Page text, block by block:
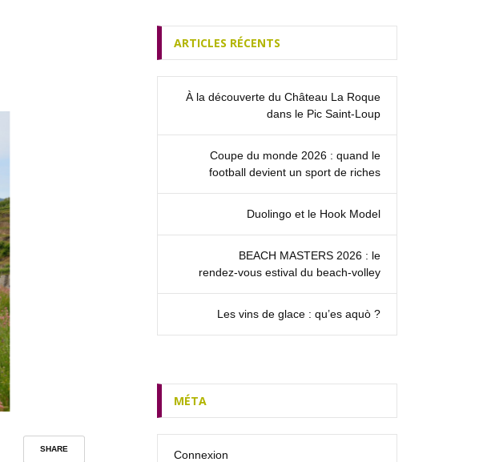
SHARE
ARTICLES RÉCENTS
À la découverte du Château La Roque
dans le Pic Saint‑Loup
Coupe du monde 2026 : quand le
football devient un sport de riches
Duolingo et le Hook Model
BEACH MASTERS 2026 : le
rendez‑vous estival du beach-volley
Les vins de glace : qu’es aquò ?
MÉTA
Connexion